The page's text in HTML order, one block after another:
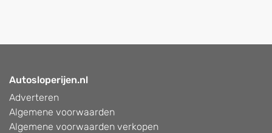
Autosloperijen.nl
Adverteren
Algemene voorwaarden
Algemene voorwaarden verkopen